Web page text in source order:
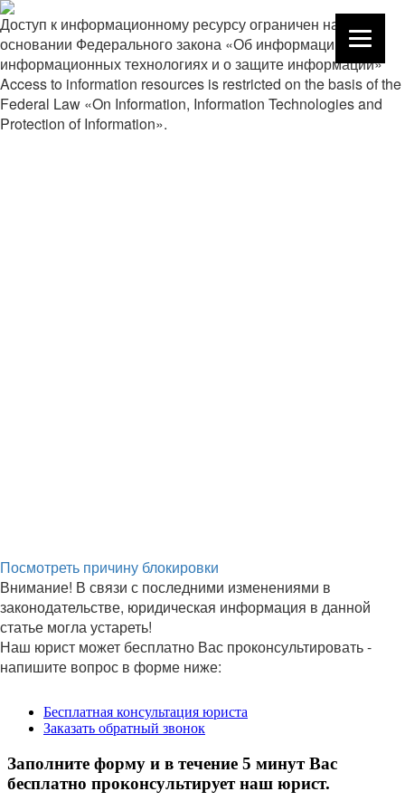
Доступ к информационному ресурсу ограничен на
основании Федерального закона «Об информации,
информационных технологиях и о защите информации»
Access to information resources is restricted on the basis of the
Federal Law «On Information, Information Technologies and
Protection of Information».
Посмотреть причину блокировки
Внимание! В связи с последними изменениями в
законодательстве, юридическая информация в данной
статье могла устареть!
Наш юрист может бесплатно Вас проконсультировать -
напишите вопрос в форме ниже: